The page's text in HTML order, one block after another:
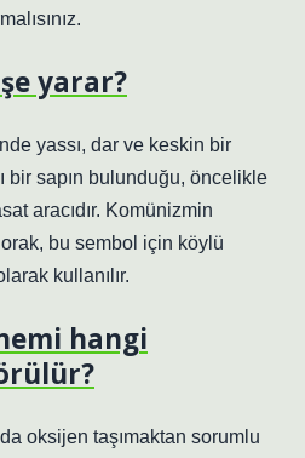
yarar?
yassı, dar ve keskin bir
bir sapın bulunduğu, öncelikle
aracıdır. Komünizmin
bu sembol için köylü
kullanılır.
hangi
oksijen taşımaktan sorumlu